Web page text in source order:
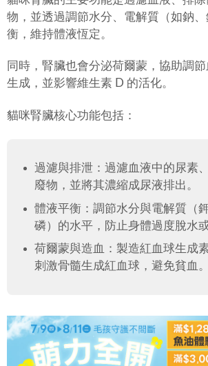
物，並透過調節水分、電解質（如鈉
衡，維持體液恆定。
同時，腎臟也會分泌荷爾蒙，協助調
生成，並影響維生素 D 的活化。
貓咪腎臟核心功能包括：
過濾與排泄：過濾血液中的尿素
廢物，並將其濃縮成尿液排出。
體液平衡：調節水分與電解質（
磷）的水平，防止身體過度脫水或
荷爾蒙與造血：製造紅血球生成
刺激骨髓生成紅血球，避免貧血。